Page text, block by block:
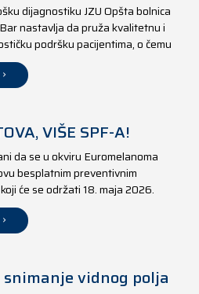
dijagnostiku JZU Opšta bolnica
nastavlja da pruža kvalitetnu i
podršku pacijentima, o čemu
ostvareni u periodu od 1. januara
VIŠE SPF-A!
da se u okviru Euromelanoma
besplatnim preventivnim
će se održati 18. maja 2026.
opština širom Crne Gore, kako u
zdravstvenim ustanovama.
vidnog polja